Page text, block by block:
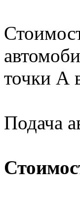
точки А
Подача